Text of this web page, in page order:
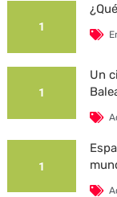
1
1
Un
1